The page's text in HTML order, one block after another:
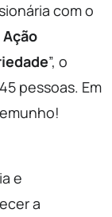
com o
”, o
pessoas. Em
e
a